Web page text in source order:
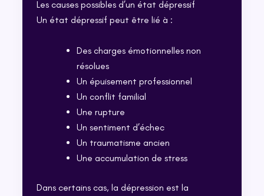
Les causes possibles d’un état dépressif
Un état dépressif peut être lié à :
Des charges émotionnelles non
résolues
Un épuisement professionnel
Un conflit familial
Une rupture
Un sentiment d’échec
Un traumatisme ancien
Une accumulation de stress
Dans certains cas, la dépression est la